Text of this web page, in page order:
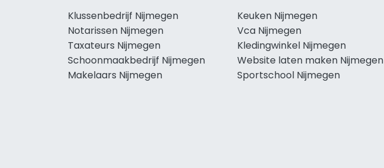
Klussenbedrijf Nijmegen
Notarissen Nijmegen
Taxateurs Nijmegen
Schoonmaakbedrijf Nijmegen
Makelaars Nijmegen
Keuken Nijmegen
Vca Nijmegen
Kledingwinkel Nijmegen
Website laten maken Nijmegen
Sportschool Nijmegen